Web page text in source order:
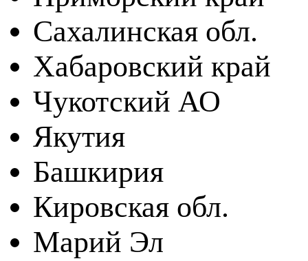
Сахалинская обл.
Хабаровский край
Чукотский АО
Якутия
Башкирия
Кировская обл.
Марий Эл